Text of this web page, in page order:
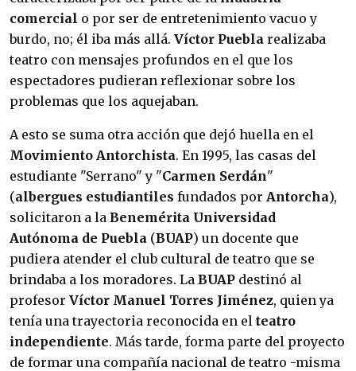
comercial o por ser de entretenimiento vacuo y
burdo, no; él iba más allá. Víctor Puebla realizaba
teatro con mensajes profundos en el que los
espectadores pudieran reflexionar sobre los
problemas que los aquejaban.
A esto se suma otra acción que dejó huella en el
Movimiento Antorchista. En 1995, las casas del
estudiante "Serrano" y "Carmen Serdán"
(albergues estudiantiles fundados por Antorcha),
solicitaron a la Benemérita Universidad
Autónoma de Puebla (BUAP) un docente que
pudiera atender el club cultural de teatro que se
brindaba a los moradores. La BUAP destinó al
profesor Víctor Manuel Torres Jiménez, quien ya
tenía una trayectoria reconocida en el teatro
independiente. Más tarde, forma parte del proyecto
de formar una compañía nacional de teatro -misma